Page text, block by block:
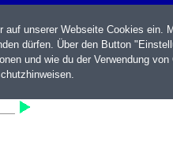
unserer Webseite Cookies ein.
dürfen. Über den Button
und wie du der Verwendung von
.